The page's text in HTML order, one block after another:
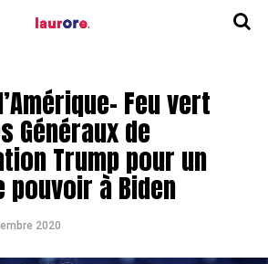
Feu vert
Généraux de
Trump pour un
à Biden
2020